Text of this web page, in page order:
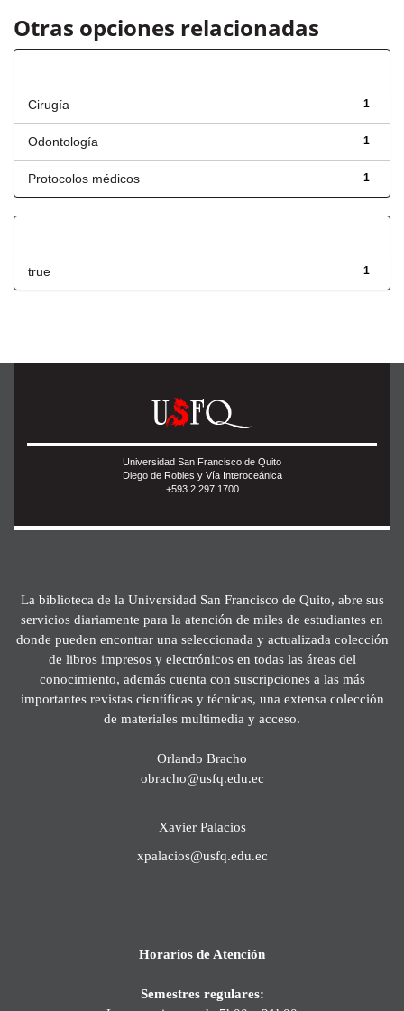
Otras opciones relacionadas
1
Cirugía
1
Odontología
1
Protocolos médicos
1
true
Universidad San Francisco de Quito
Diego de Robles y Vía Interoceánica
+593 2 297 1700
La biblioteca de la Universidad San Francisco de Quito, abre sus
servicios diariamente para la atención de miles de estudiantes en
donde pueden encontrar una seleccionada y actualizada colección
de libros impresos y electrónicos en todas las áreas del
conocimiento, además cuenta con suscripciones a las más
importantes revistas científicas y técnicas, una extensa colección
de materiales multimedia y acceso.
Orlando Bracho
obracho@usfq.edu.ec
Xavier Palacios
xpalacios@usfq.edu.ec
Horarios de Atención
Semestres regulares: